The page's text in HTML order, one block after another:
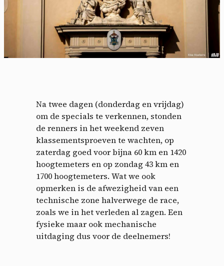
Na twee dagen (donderdag en vrijdag)
om de specials te verkennen, stonden
de renners in het weekend zeven
klassementsproeven te wachten, op
zaterdag goed voor bijna 60 km en 1420
hoogtemeters en op zondag 43 km en
1700 hoogtemeters. Wat we ook
opmerken is de afwezigheid van een
technische zone halverwege de race,
zoals we in het verleden al zagen. Een
fysieke maar ook mechanische
uitdaging dus voor de deelnemers!